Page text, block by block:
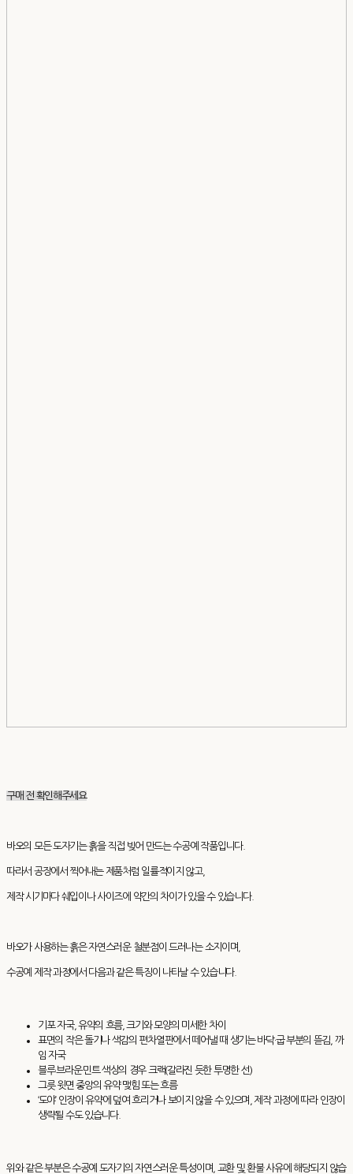
구매 전 확인해주세요
바오의 모든 도자기는 흙을 직접 빚어 만드는 수공예 작품입니다.
따라서 공장에서 찍어내는 제품처럼 일률적이지 않고,
제작 시기마다 쉐입이나 사이즈에 약간의 차이가 있을 수 있습니다.
바오가 사용하는 흙은 자연스러운 철분점이 드러나는 소지이며,
수공예 제작 과정에서 다음과 같은 특징이 나타날 수 있습니다.
기포 자국, 유약의 흐름, 크기와 모양의 미세한 차이
표면의 작은 돌기나 색감의 편차열판에서 떼어낼 때 생기는 바닥·굽 부분의 뜯김, 까
임 자국
블루·브라운·민트 색상의 경우 크랙(갈라진 듯한 투명한 선)
그릇 윗면 중앙의 유약 맺힘 또는 흐름
‘도야’ 인장이 유약에 덮여 흐리거나 보이지 않을 수 있으며, 제작 과정에 따라 인장이
생략될 수도 있습니다.
위와 같은 부분은 수공예 도자기의 자연스러운 특성이며, 교환 및 환불 사유에 해당되지 않습